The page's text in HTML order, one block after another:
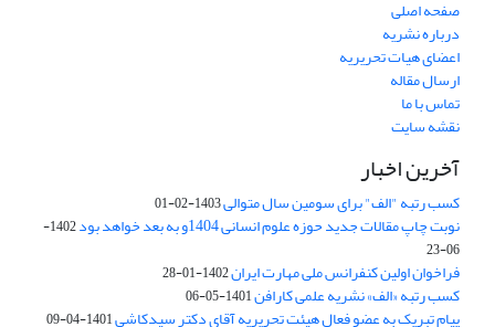
صفحه اصلی
درباره نشریه
اعضای هیات تحریریه
ارسال مقاله
تماس با ما
نقشه سایت
آخرین اخبار
کسب رتبه "الف" برای سومین سال متوالی1403-02-01
نوبت چاپ مقالات جدید حوزه علوم انسانی 1404و به بعد خواهد بود
1402-
06-23
فراخوان اولین کنفرانس ملی مهارت ایران1402-01-28
کسب رتبه «الف» نشریه علمی کارافن1401-05-06
پیام تبریک به عضو فعال هیئت تحریریه آقای دکتر سیدکاشی1401-04-09